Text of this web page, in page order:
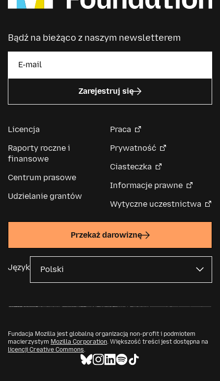
Bądź na bieżąco z naszym newsletterem
Zarejestruj się
Licencja
Raporty roczne i
finansowe
Centrum prasowe
Udzielanie grantów
Praca
Prywatność
Ciasteczka
Informacje prawne
Wytyczne uczestnictwa
Przekaż darowiznę
Język
Fundacja Mozilla jest globalną organizacją non-profit i podmiotem
macierzystym Mozilla Corporation. Większość treści jest dostępna na
licencji Creative Commons.